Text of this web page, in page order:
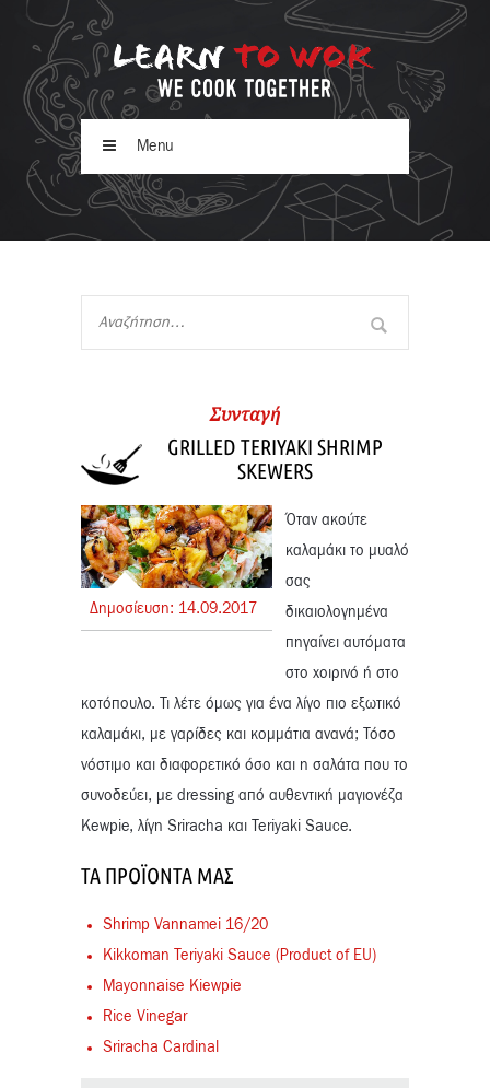
Menu
Συνταγή
GRILLED TERIYAKI SHRIMP
SKEWERS
Δημοσίευση: 14.09.2017
Όταν ακούτε
καλαμάκι το μυαλό
σας
δικαιολογημένα
πηγαίνει αυτόματα
στο χοιρινό ή στο
κοτόπουλο. Τι λέτε όμως για ένα λίγο πιο εξωτικό
καλαμάκι, με γαρίδες και κομμάτια ανανά; Τόσο
νόστιμο και διαφορετικό όσο και η σαλάτα που το
συνοδεύει, με dressing από αυθεντική μαγιονέζα
Kewpie, λίγη Sriracha και Teriyaki Sauce.
ΤΑ ΠΡΟΪΌΝΤΑ ΜΑΣ
Shrimp Vannamei 16/20
Kikkoman Teriyaki Sauce (Product of EU)
Mayonnaise Kiewpie
Rice Vinegar
Sriracha Cardinal